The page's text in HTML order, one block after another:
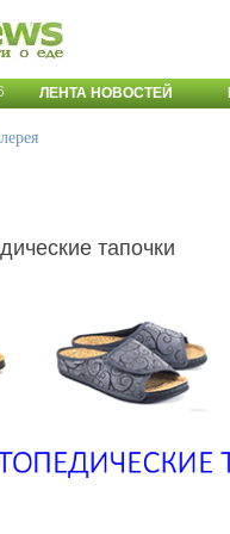
ЛЕНТА НОВОСТЕЙ
тапочки